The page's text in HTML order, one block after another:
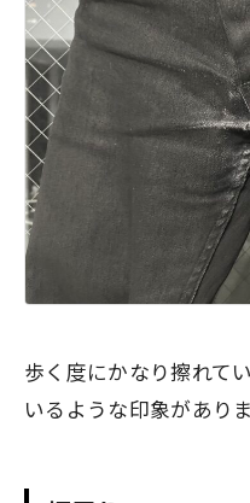
歩く度にかなり擦れて
いるような印象がありま